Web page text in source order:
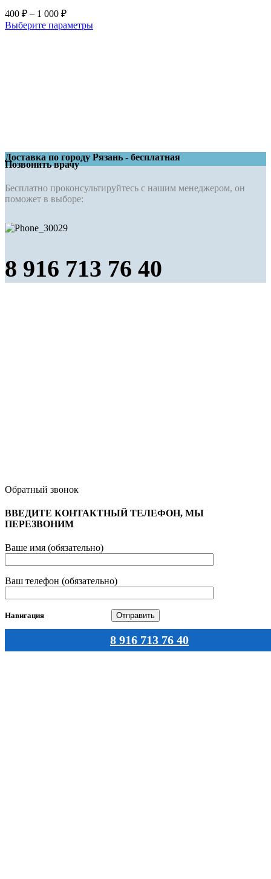
400 ₽ – 1 000 ₽
Выберите параметры
Доставка по городу Рязань - бесплатная
Позвонить врачу
Бесплатно проконсультируйтесь с нашим менеджером, он
поможет в выборе:
8 916 713 76 40
Обратный звонок
ВВЕДИТЕ КОНТАКТНЫЙ ТЕЛЕФОН, МЫ
ПЕРЕЗВОНИМ
Ваше имя (обязательно)
Ваш телефон (обязательно)
Навигация
Каталог
8 916 713 76 40